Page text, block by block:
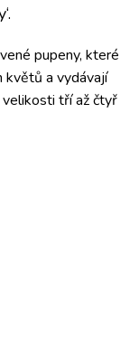
pupeny, které
květů a vydávají
velikosti tří až čtyř